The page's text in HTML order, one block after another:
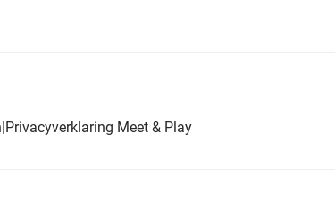
|Privacyverklaring Meet & Play